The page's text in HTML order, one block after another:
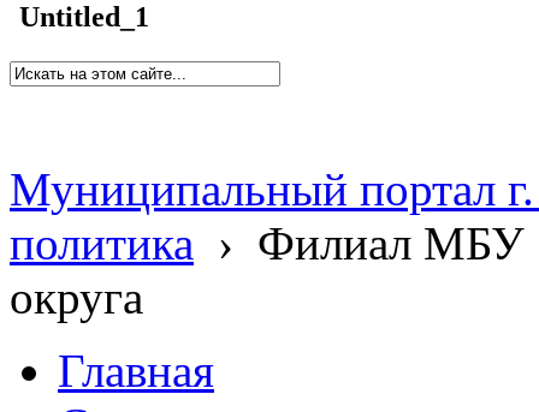
Untitled_1
Муниципальный портал
политика › Филиал МБУ
округа
Главная